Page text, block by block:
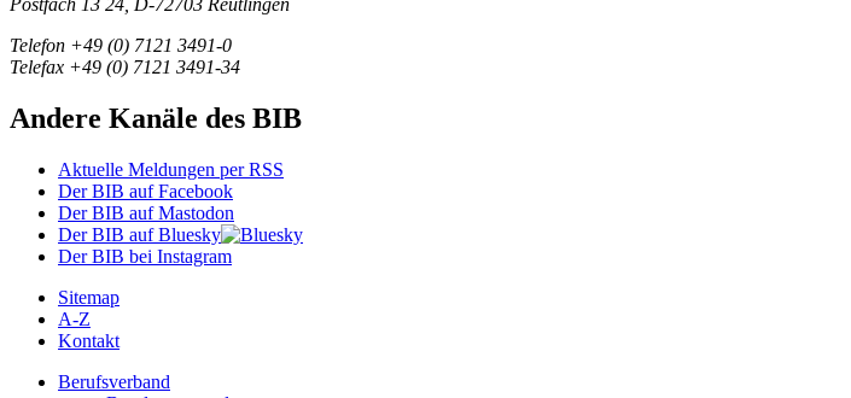
Telefon +49 (0) 7121 3491-0
Telefax +49 (0) 7121 3491-34
Andere Kanäle des BIB
Aktuelle Meldungen per RSS
Der BIB auf Facebook
Der BIB auf Mastodon
Der BIB auf Bluesky
Der BIB bei Instagram
Sitemap
A-Z
Kontakt
Berufsverband